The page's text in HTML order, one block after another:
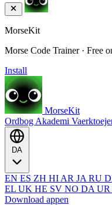
MorseKit
Morse Code Trainer · Free
Install
MorseKit
Ordbog Akademi
EN ES ZH HI AR JA RU
EL UK HE SV NO DA UR
Download appen